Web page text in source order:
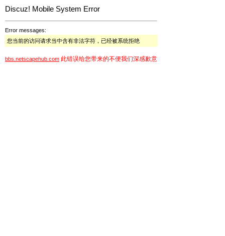
Discuz! Mobile System Error
Error messages:
您当前的访问请求当中含有非法字符，已经被系统拒绝
bbs.netscapehub.com 此错误给您带来的不便我们深感歉意